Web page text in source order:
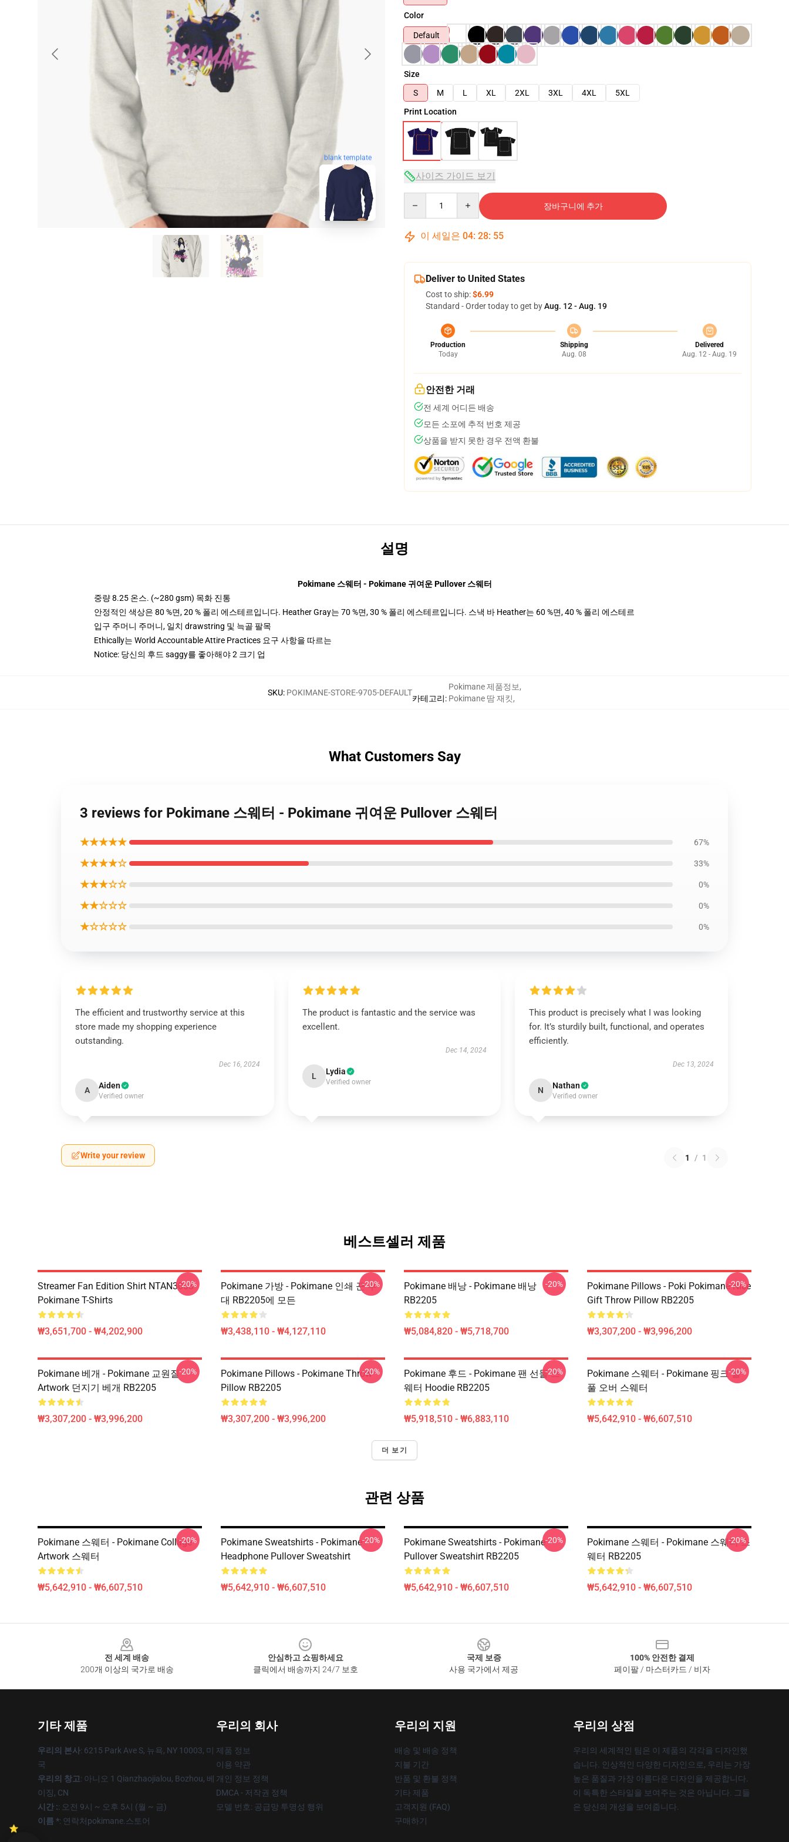
blank template
Color
Default
Size
S
M L XL 2XL 3XL 4XL
5XL
Print Location
사이즈 가이드 보기
장바구니에 추가
이 세일은 04: 28: 54
Deliver to United States
Cost to ship:$6.99
Standard - Order today to get byAug. 12 - Aug. 19
Production
Today
Shipping
Aug. 08
Delivered
Aug. 12 - Aug. 19
안전한 거래
전 세계 어디든 배송
모든 소포에 추적 번호 제공
상품을 받지 못한 경우 전액 환불
설명
Pokimane 스웨터 - Pokimane 귀여운 Pullover 스웨터
중량 8.25 온스. (~280 gsm) 목화 진통
안정적인 색상은 80 %면, 20 % 폴리 에스테르입니다. Heather Gray는 70 %면, 30 % 폴리 에스테르입니다. 스낵 바 Heather는 60 %면, 40 % 폴리 에스테르
입구 주머니 주머니, 일치 drawstring 및 늑골 팔목
Ethically는 World Accountable Attire Practices 요구 사항을 따르는
Notice: 당신의 후드 saggy를 좋아해야 2 크기 업
SKU: POKIMANE-STORE-9705-DEFAULT
카테고리:
Pokimane 제품정보,
Pokimane 땀 재킷,
What Customers Say
3 reviews for Pokimane 스웨터 - Pokimane 귀여운 Pullover 스웨터
★★★★★ 67%
★★★★☆ 33%
★★★☆☆ 0%
★★☆☆☆ 0%
★☆☆☆☆ 0%
The efficient and trustworthy service at this
store made my shopping experience
outstanding.
Dec 16, 2024
A Aiden
Verified owner
The product is fantastic and the service was
excellent.
Dec 14, 2024
L Lydia
Verified owner
This product is precisely what I was looking
for. It’s sturdily built, functional, and operates
efficiently.
Dec 13, 2024
N Nathan
Verified owner
Write your review 1 / 1
베스트셀러 제품
Streamer Fan Edition Shirt NTAN3003
Pokimane T-Shirts
₩3,651,700 - ₩4,202,900
-20%
Pokimane 가방 - Pokimane 인쇄 끈 부
대 RB2205에 모든
₩3,438,110 - ₩4,127,110
-20%
Pokimane 배낭 - Pokimane 배낭
RB2205
₩5,084,820 - ₩5,718,700
-20%
Pokimane Pillows - Poki Pokimane Nice
Gift Throw Pillow RB2205
₩3,307,200 - ₩3,996,200
-20%
Pokimane 베개 - Pokimane 교원질
Artwork 던지기 베개 RB2205
₩3,307,200 - ₩3,996,200
-20%
Pokimane Pillows - Pokimane Throw
Pillow RB2205
₩3,307,200 - ₩3,996,200
-20%
Pokimane 후드 - Pokimane 팬 선물 스
웨터 Hoodie RB2205
₩5,918,510 - ₩6,883,110
-20%
Pokimane 스웨터 - Pokimane 핑크 볼
풀 오버 스웨터
₩5,642,910 - ₩6,607,510
-20%
더 보기
관련 상품
Pokimane 스웨터 - Pokimane Collage
Artwork 스웨터
₩5,642,910 - ₩6,607,510
-20%
Pokimane Sweatshirts - Pokimane
Headphone Pullover Sweatshirt
₩5,642,910 - ₩6,607,510
-20%
Pokimane Sweatshirts - Pokimane
Pullover Sweatshirt RB2205
₩5,642,910 - ₩6,607,510
-20%
Pokimane 스웨터 - Pokimane 스웨터 스
웨터 RB2205
₩5,642,910 - ₩6,607,510
-20%
전 세계 배송
200개 이상의 국가로 배송
안심하고 쇼핑하세요
클릭에서 배송까지 24/7 보호
국제 보증
사용 국가에서 제공
100% 안전한 결제
페이팔 / 마스터카드 / 비자
기타 제품
우리의 본사: 6215 Park Ave S, 뉴욕, NY 10003, 미
국
우리의 창고: 아니오 1 Qianzhaojialou, Bozhou, 베
이징, CN
시간 :: 오전 9시 ~ 오후 5시 (월 ~ 금)
이름 *: 연락처pokimane.스토어
우리의 회사
제품 정보
이용 약관
개인 정보 정책
DMCA - 저작권 정책
모델 번호: 공급망 투명성 행위
우리의 지원
배송 및 배송 정책
지불 기간
반품 및 환불 정책
기타 제품
고객지원 (FAQ)
구매하기
우리의 상점
우리의 세계적인 팀은 이 제품의 각각을 디자인했
습니다. 인상적인 다양한 디자인으로, 우리는 가장
높은 품질과 가장 아름다운 디자인을 제공합니다.
이 독특한 스타일을 보여주는 것은 아닙니다. 그들
은 당신의 개성을 보여줍니다.